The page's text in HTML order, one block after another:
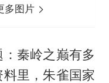
多图片
秦岭之巅有多
里，朱雀国家